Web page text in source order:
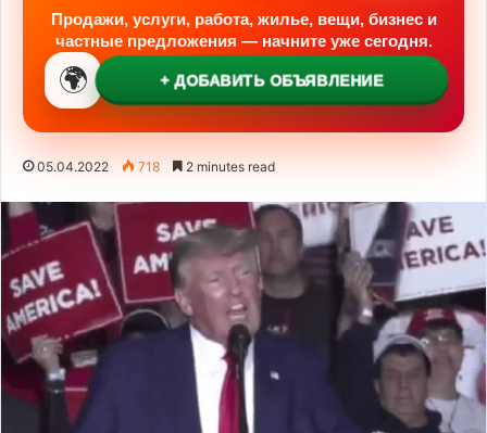
Продажи, услуги, работа, жилье, вещи, бизнес и
частные предложения — начните уже сегодня.
🌍 + ДОБАВИТЬ ОБЪЯВЛЕНИЕ
05.04.2022 718 2 minutes read